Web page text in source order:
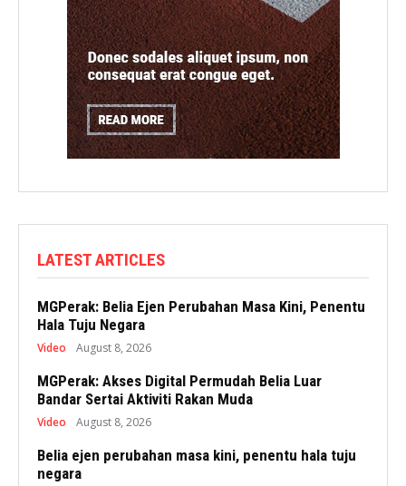
LATEST ARTICLES
MGPerak: Belia Ejen Perubahan Masa Kini, Penentu
Hala Tuju Negara
Video August 8, 2026
MGPerak: Akses Digital Permudah Belia Luar
Bandar Sertai Aktiviti Rakan Muda
Video August 8, 2026
Belia ejen perubahan masa kini, penentu hala tuju
negara